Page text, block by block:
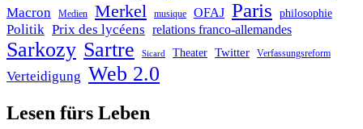
Macron Medien Merkel musique OFAJ Paris philosophie
Politik Prix des lycéens relations franco-allemandes
Sarkozy Sartre Sicard Theater Twitter Verfassungsreform
Verteidigung Web 2.0
Lesen fürs Leben